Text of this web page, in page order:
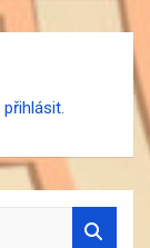
přihlásit.